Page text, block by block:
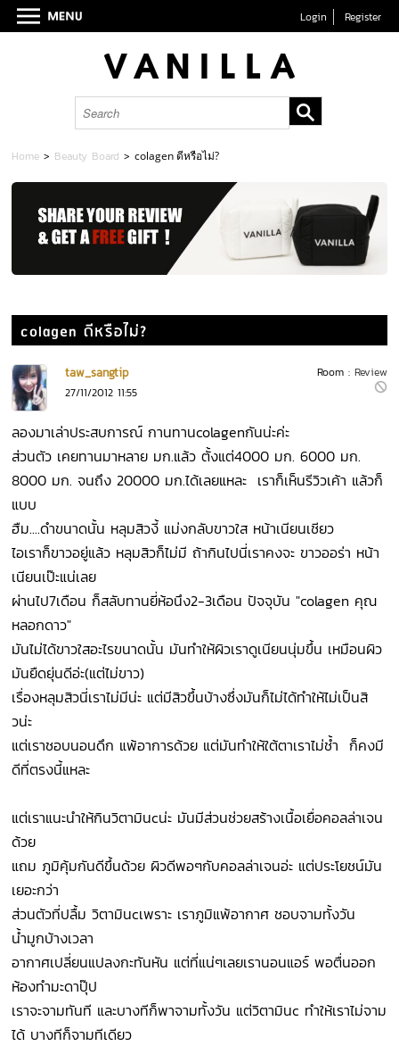
Login Register
Home > Beauty Board >colagen ดีหรือไม่?
colagen ดีหรือไม่?
Room : Review
taw_sangtip
27/11/2012 11:55
ลองมาเล่าประสบการณ์ กานทานcolagenกันน่ะค่ะ
ส่วนตัว เคยทานมาหลาย มก.แล้ว ตั้งแต่4000 มก. 6000 มก.
8000 มก. จนถึง 20000 มก.ได้เลยแหละ เราก็เห็นรีวิวเค้า แล้วก็
แบบ
ฮืม....ดำขนาดนั้น หลุมสิวงี้ แม่งกลับขาวใส หน้าเนียนเชียว
ไอเราก็ขาวอยู่แล้ว หลุมสิวก็ไม่มี ถ้ากินไปนี่เราคงจะ ขาวออร่า หน้า
เนียนเป๊ะแน่เลย
ผ่านไป7เดือน ก็สลับทานยี่ห้อนึง2-3เดือน ปัจจุบัน "colagen คุณ
หลอกดาว"
มันไม่ได้ขาวใสอะไรขนาดนั้น มันทำให้ผิวเราดูเนียนนุ่มขึ้น เหมือนผิว
มันยืดยุ่นดีอ่ะ(แต่ไม่ขาว)
เรื่องหลุมสิวนี่เราไม่มีน่ะ แต่มีสิวขึ้นบ้างซึ่งมันก็ไม่ได้ทำให้ไม่เป็นสิ
วน่ะ
แต่เราชอบนอนดึก แพ้อาการด้วย แต่มันทำให้ใต้ตาเราไม่ช้ำ ก็คงมี
ดีที่ตรงนี้แหละ
แต่เราแนะนำให้กินวิตามินcน่ะ มันมีส่วนช่วยสร้างเนื้อเยื่อคอลล่าเจน
ด้วย
แถม ภูมิคุ้มกันดีขึ้นด้วย ผิวดีพอๆกับคอลล่าเจนอ่ะ แต่ประโยชน์มัน
เยอะกว่า
ส่วนตัวที่ปลื้ม วิตามินcเพราะ เราภูมิแพ้อากาศ ชอบจามทั้งวัน
น้ำมูกบ้างเวลา
อากาศเปลี่ยนแปลงกะทันหัน แต่ที่แน่ๆเลยเรานอนแอร์ พอตื่นออก
ห้องทำมะดาปุ๊ป
เราจะจามทันที และบางทีก็พาจามทั้งวัน แต่วิตามินc ทำให้เราไม่จาม
ได้ บางทีก็จามทีเดียว